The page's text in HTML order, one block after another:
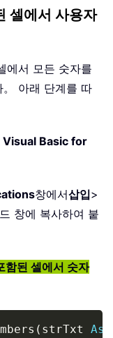
셀에서 사용자
에서 모든 숫자를
아래 단계를 따
Basic for
창에서삽입>
창에 복사하여 붙
함된 셀에서 숫자
( strTxt As
Copy